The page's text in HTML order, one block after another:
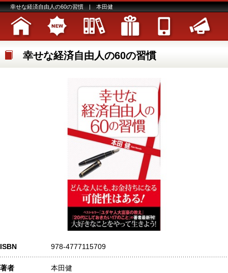
幸せな経済自由人の60の習慣 | 本田健
幸せな経済自由人の60の習慣
ISBN 978-4777115709
著者 本田健